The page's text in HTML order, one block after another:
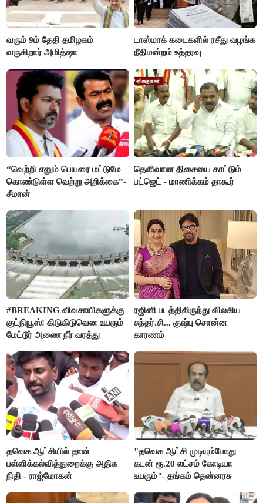
வரும் 9ம் தேதி தமிழகம்
வருகிறார் அமித்ஷா
டாஸ்மாக் கடைகளில் ரசீது வழங்க
நீதிமன்றம் உத்தரவு
“வெற்றி எனும் பெயரை மட்டுமே
கொண்டுள்ள வெற்று அறிக்கை”-
சீமான்
தெளிவான திசையை காட்டும்
பட்ஜெட் - மாணிக்கம் தாகூர்
#BREAKING விவசாயிகளுக்கு
குட்நியூஸ்! கிடுகிடுவென உயரும்
மேட்டூர் அணை நீர் வரத்து
ரஜினி படத்திலிருந்து விலகிய
சுந்தர்.சி... குஷ்பு சொன்ன
காரணம்
தவெக ஆட்சியில் தான்
பள்ளிக்கல்வித்துறைக்கு அதிக
நிதி - ராஜ்மோகன்
"தவெக ஆட்சி முடியும்போது
கடன் ரூ.20 லட்சம் கோடியா
உயரும்"- தங்கம் தென்னரசு